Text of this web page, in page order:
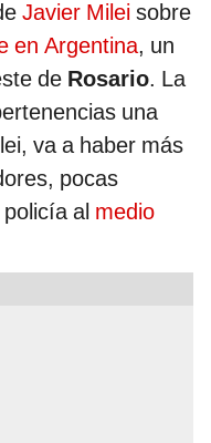
Javier Milei sobre
en Argentina, un
de Rosario. La
una
va a haber más
pocas
al medio